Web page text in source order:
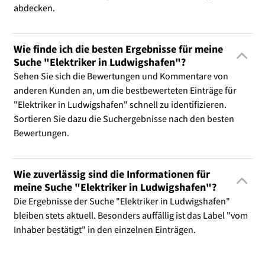
abdecken.
Wie finde ich die besten Ergebnisse für meine
Suche "Elektriker in Ludwigshafen"?
Sehen Sie sich die Bewertungen und Kommentare von
anderen Kunden an, um die bestbewerteten Einträge für
"Elektriker in Ludwigshafen" schnell zu identifizieren.
Sortieren Sie dazu die Suchergebnisse nach den besten
Bewertungen.
Wie zuverlässig sind die Informationen für
meine Suche "Elektriker in Ludwigshafen"?
Die Ergebnisse der Suche "Elektriker in Ludwigshafen"
bleiben stets aktuell. Besonders auffällig ist das Label "vom
Inhaber bestätigt" in den einzelnen Einträgen.